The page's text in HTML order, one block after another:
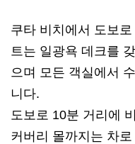
쿠타 비치에서 도보
트는 일광욕 데크를
으며 모든 객실에서
니다.
도보로 10분 거리에
커버리 몰까지는 차